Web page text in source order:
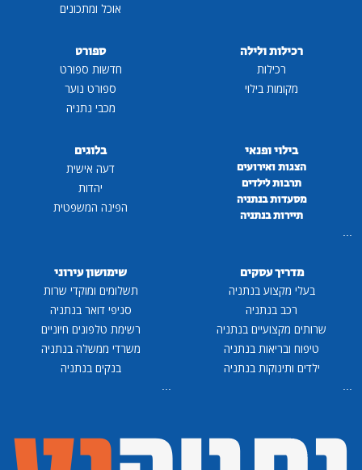
אוכל ומתכונים
רכילות ולילה
רכילות
מקומות בילוי
ספורט
חדשות ספורט
ספורט נוער
מכבי נתניה
בילוי ופנאי
הצגות ואירועים
תרבות לילדים
מסעדות בנתניה
תיירות בנתניה
...
בלוגים
דעה אישית
יהדות
הפינה המשפטית
מדריך עסקים
בעלי מקצוע בנתניה
רכב בנתניה
שרותים מקצועיים בנתניה
טיפוח ובריאות בנתניה
ילדים ותינוקות בנתניה
...
שימושון עירוני
תשלומים ומוקדי שרות
סניפי דואר בנתניה
רשימת טלפונים חיוניים
משרדי ממשלה בנתניה
בנקים בנתניה
...